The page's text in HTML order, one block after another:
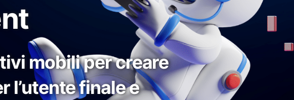
mobili per creare
l’utente finale e